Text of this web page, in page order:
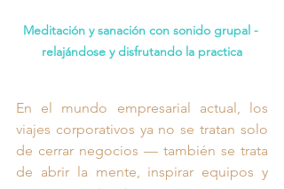
Meditación y sanación con sonido grupal -
relajándose y disfrutando la practica
En el mundo empresarial actual, los
viajes corporativos ya no se tratan solo
de cerrar negocios — también se trata
de abrir la mente, inspirar equipos y